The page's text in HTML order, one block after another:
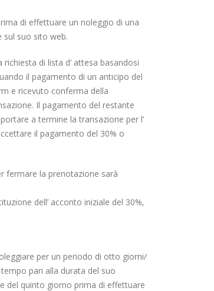
di effettuare un noleggio di una
suo sito web.
di lista d’ attesa basandosi
il pagamento di un anticipo del
e ricevuto conferma della
Il pagamento del restante
a termine la transazione per l’
il pagamento del 30% o
fermare la prenotazione sarà
dell’ acconto iniziale del 30%,
per un periodo di otto giorni/
pari alla durata del suo
del quinto giorno prima di effettuare